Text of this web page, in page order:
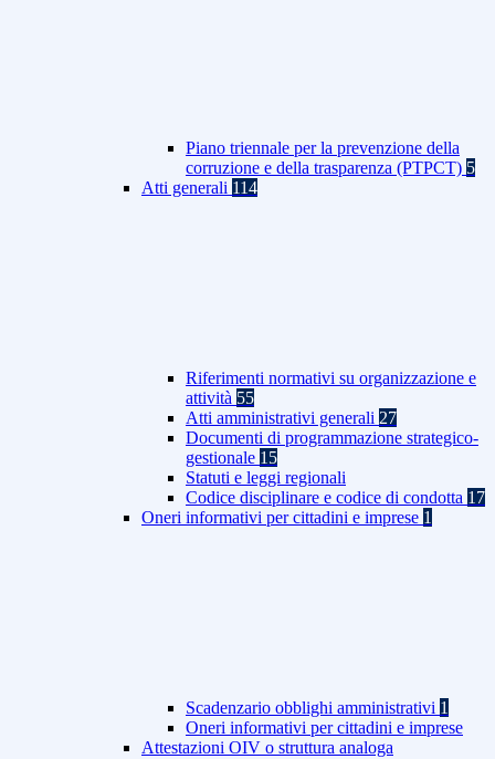
Piano triennale per la prevenzione della
corruzione e della trasparenza (PTPCT) 5
Atti generali 114
Riferimenti normativi su organizzazione e
attività 55
Atti amministrativi generali 27
Documenti di programmazione strategico-
gestionale 15
Statuti e leggi regionali
Codice disciplinare e codice di condotta 17
Oneri informativi per cittadini e imprese 1
Scadenzario obblighi amministrativi 1
Oneri informativi per cittadini e imprese
Attestazioni OIV o struttura analoga